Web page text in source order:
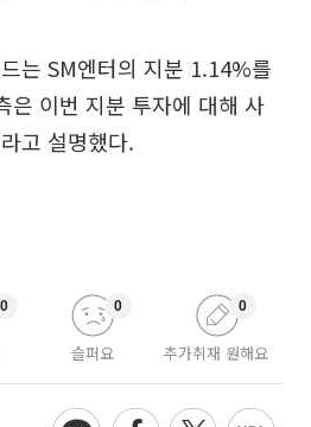
는 SM엔터의 지분 1.14%를
은 이번 지분 투자에 대해 사
고 설명했다.
0
슬퍼요
0
추가취재 원해요
0